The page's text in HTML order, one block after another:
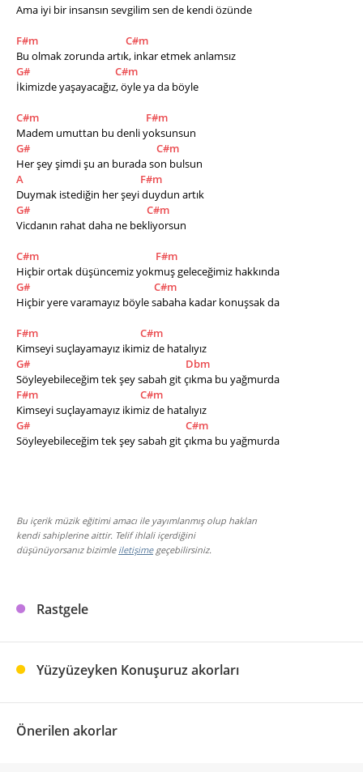
Ama iyi bir insansın sevgilim sen de kendi özünde
F#m
C#m
Bu olmak zorunda artık, inkar etmek anlamsız
G#
C#m
İkimizde yaşayacağız, öyle ya da böyle
C#m
F#m
Madem umuttan bu denli yoksunsun
G#
C#m
Her şey şimdi şu an burada son bulsun
A
F#m
Duymak istediğin her şeyi duydun artık
G#
C#m
Vicdanın rahat daha ne bekliyorsun
C#m
F#m
Hiçbir ortak düşüncemiz yokmuş geleceğimiz hakkında
G#
C#m
Hiçbir yere varamayız böyle sabaha kadar konuşsak da
F#m
C#m
Kimseyi suçlayamayız ikimiz de hatalıyız
G#
Dbm
Söyleyebileceğim tek şey sabah git çıkma bu yağmurda
F#m
C#m
Kimseyi suçlayamayız ikimiz de hatalıyız
G#
C#m
Söyleyebileceğim tek şey sabah git çıkma bu yağmurda
Bu içerik müzik eğitimi amacı ile yayımlanmış olup hakları
kendi sahiplerine aittir. Telif ihlali içerdiğini
düşünüyorsanız bizimle iletişimegeçebilirsiniz.
Rastgele
Yüzyüzeyken Konuşuruz akorları
Önerilen akorlar